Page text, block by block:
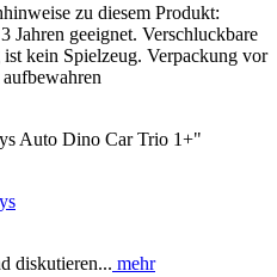
zu diesem Produkt:
geeignet. Verschluckbare
kein Spielzeug. Verpackung vor
Auto Dino Car Trio 1+"
diskutieren... mehr